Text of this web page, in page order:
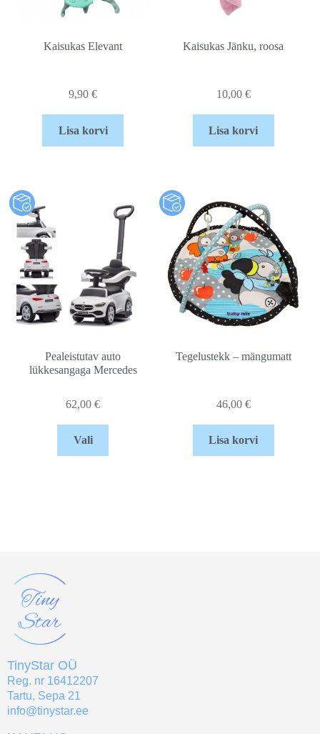
Kaisukas Elevant
9,90€
Lisa korvi
Kaisukas Jänku, roosa
10,00 €
Lisa korvi
Pealeistutav auto
lükkesangaga Mercedes
62,00€
Vali
Tegelustekk – mängumatt
46,00 €
Lisa korvi
TinyStar OÜ
Reg. nr 16412207
Tartu, Sepa 21
info@tinystar.ee